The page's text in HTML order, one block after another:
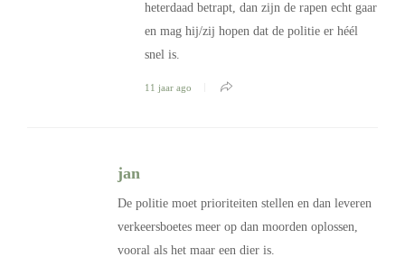
heterdaad betrapt, dan zijn de rapen echt gaar
en mag hij/zij hopen dat de politie er héél
snel is.
11 jaar ago
jan
De politie moet prioriteiten stellen en dan leveren
verkeersboetes meer op dan moorden oplossen,
vooral als het maar een dier is.